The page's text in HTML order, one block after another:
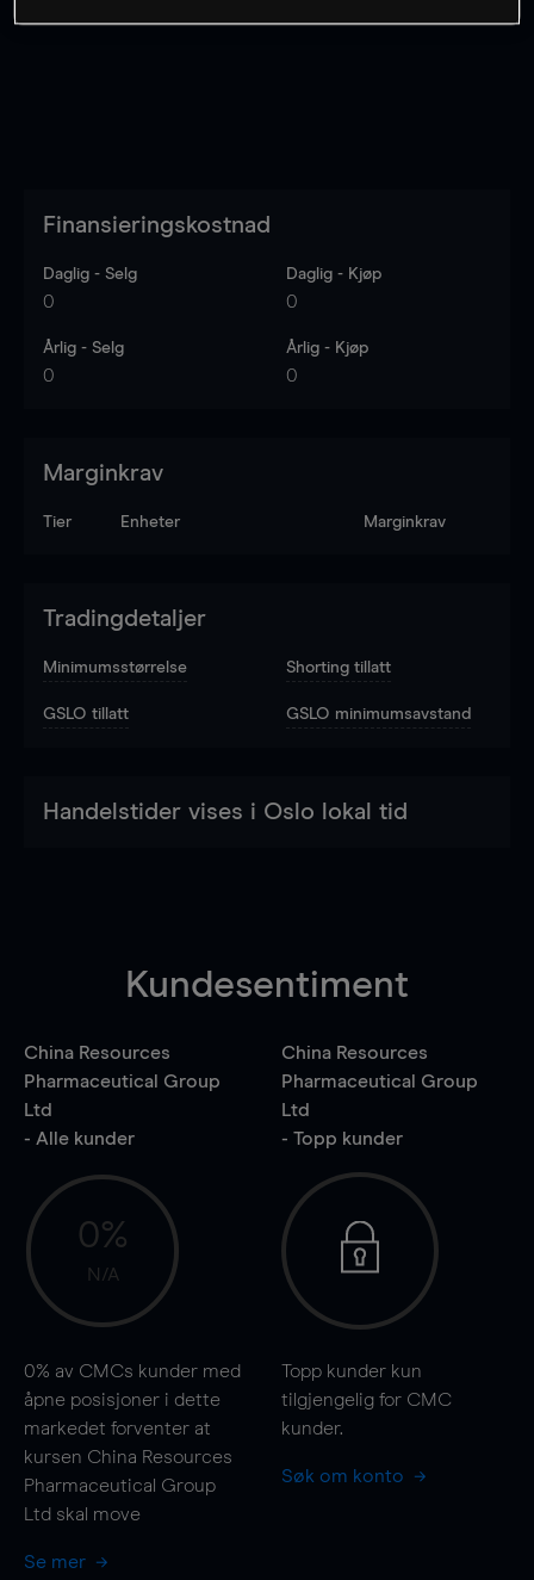
Finansieringskostnad
Daglig - Selg
0
Daglig - Kjøp
0
Årlig - Selg
0
Årlig - Kjøp
0
Marginkrav
Tier Enheter Marginkrav
Tradingdetaljer
Minimumsstørrelse Shorting tillatt
GSLO tillatt GSLO minimumsavstand
Handelstider vises i Oslo lokal tid
Kundesentiment
China Resources
Pharmaceutical Group
Ltd
- Alle kunder
0%
N/A
0% av CMCs kunder med
åpne posisjoner i dette
markedet forventer at
kursen China Resources
Pharmaceutical Group
Ltd skal move
Se mer
China Resources
Pharmaceutical Group
Ltd
- Topp kunder
Topp kunder kun
tilgjengelig for CMC
kunder.
Søk om konto